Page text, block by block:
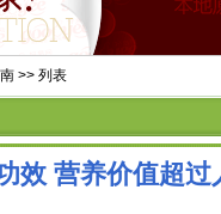
>> 列表
效 营养价值超过